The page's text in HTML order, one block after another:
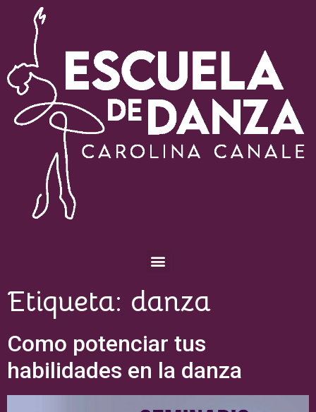
Etiqueta: danza
Como potenciar tus
habilidades en la danza